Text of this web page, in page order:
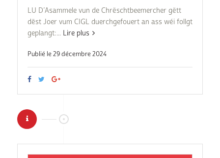
LU D’Asammele vun de Chrëschtbeemercher gëtt
dëst Joer vum CIGL duerchgefouert an ass wéi follgt
geplangt:... Lire plus
Publié le 29 décembre 2024